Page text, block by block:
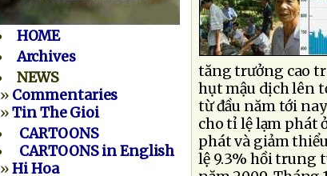
HOME
Archives
NEWS
» Commentaries
»Tin The Gioi
CARTOONS
CARTOONS in English
»Hi Hoa
tăng trưởng cao
hụt mậu dịch lên
từ đầu năm tới
cho tỉ lệ lạm phát
phát và giảm
lệ 9.3% hồi trung